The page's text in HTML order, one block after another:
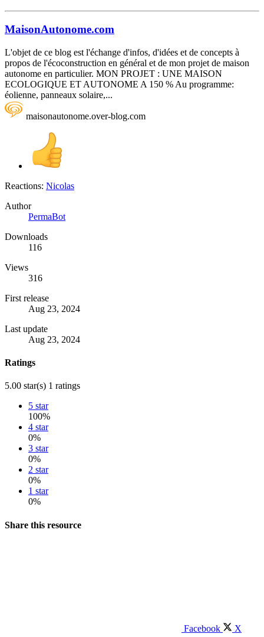
MaisonAutonome.com
L'objet de ce blog est l'échange d'infos, d'idées et de concepts à
propos de l'écoconstruction en général et de mon projet de maison
autonome en particulier. MON PROJET : UNE MAISON
ECOLOGIQUE ET AUTONOME A 150 % Au programme:
éolienne, panneaux solaire,...
maisonautonome.over-blog.com
Reactions: Nicolas
Author
PermaBot
Downloads
116
Views
316
First release
Aug 23, 2024
Last update
Aug 23, 2024
Ratings
5.00 star(s) 1 ratings
5 star
100%
4 star
0%
3 star
0%
2 star
0%
1 star
0%
Share this resource
Facebook X